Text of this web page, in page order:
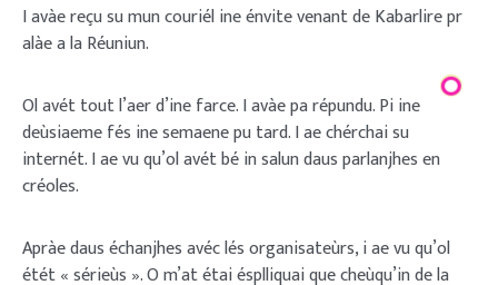
I avàe reçu su mun couriél ine énvite venant de Kabarlire pr
alàe a la Réuniun.
Ol avét tout l’aer d’ine farce. I avàe pa répundu. Pi ine
deùsiaeme fés ine semaene pu tard. I ae chérchai su
internét. I ae vu qu’ol avét bé in salun daus parlanjhes en
créoles.
Apràe daus échanjhes avéc lés organisateùrs, i ae vu qu’ol
étét « sérieùs ». O m’at étai ésplliquai que cheùqu’in de la